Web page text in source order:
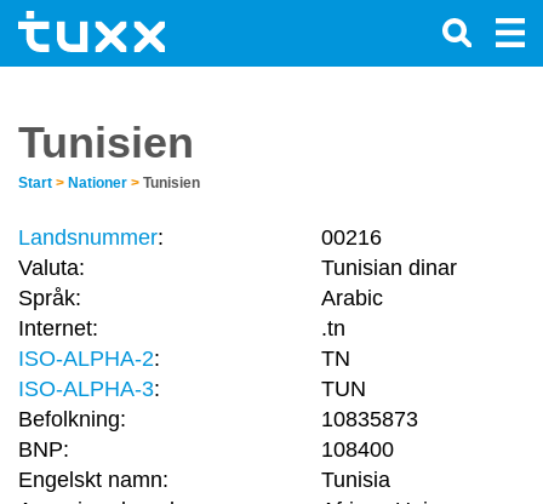
Tunisien
Start > Nationer > Tunisien
Landsnummer:
00216
Valuta:
Tunisian dinar
Språk:
Arabic
Internet:
.tn
ISO-ALPHA-2:
TN
ISO-ALPHA-3:
TUN
Befolkning:
10835873
BNP:
108400
Engelskt namn:
Tunisia